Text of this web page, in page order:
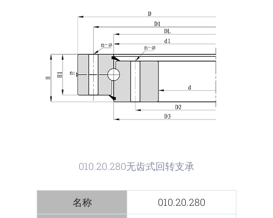
010.20.280无齿式回转支承
名称
010.20.280